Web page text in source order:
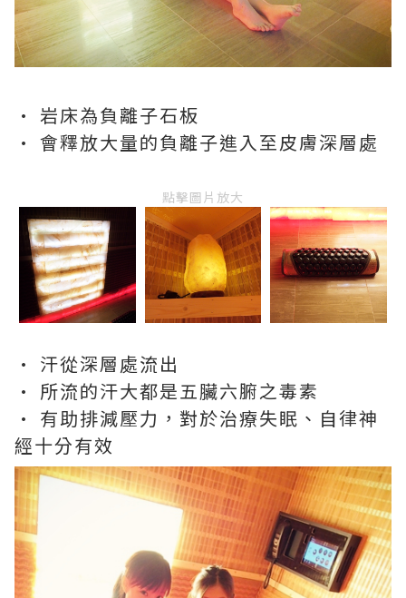
· 岩床為負離子石板
· 會釋放大量的負離子進入至皮膚深層處
點擊圖片放大
· 汗從深層處流出
· 所流的汗大都是五臟六腑之毒素
· 有助排減壓力，對於治療失眠、自律神
經十分有效